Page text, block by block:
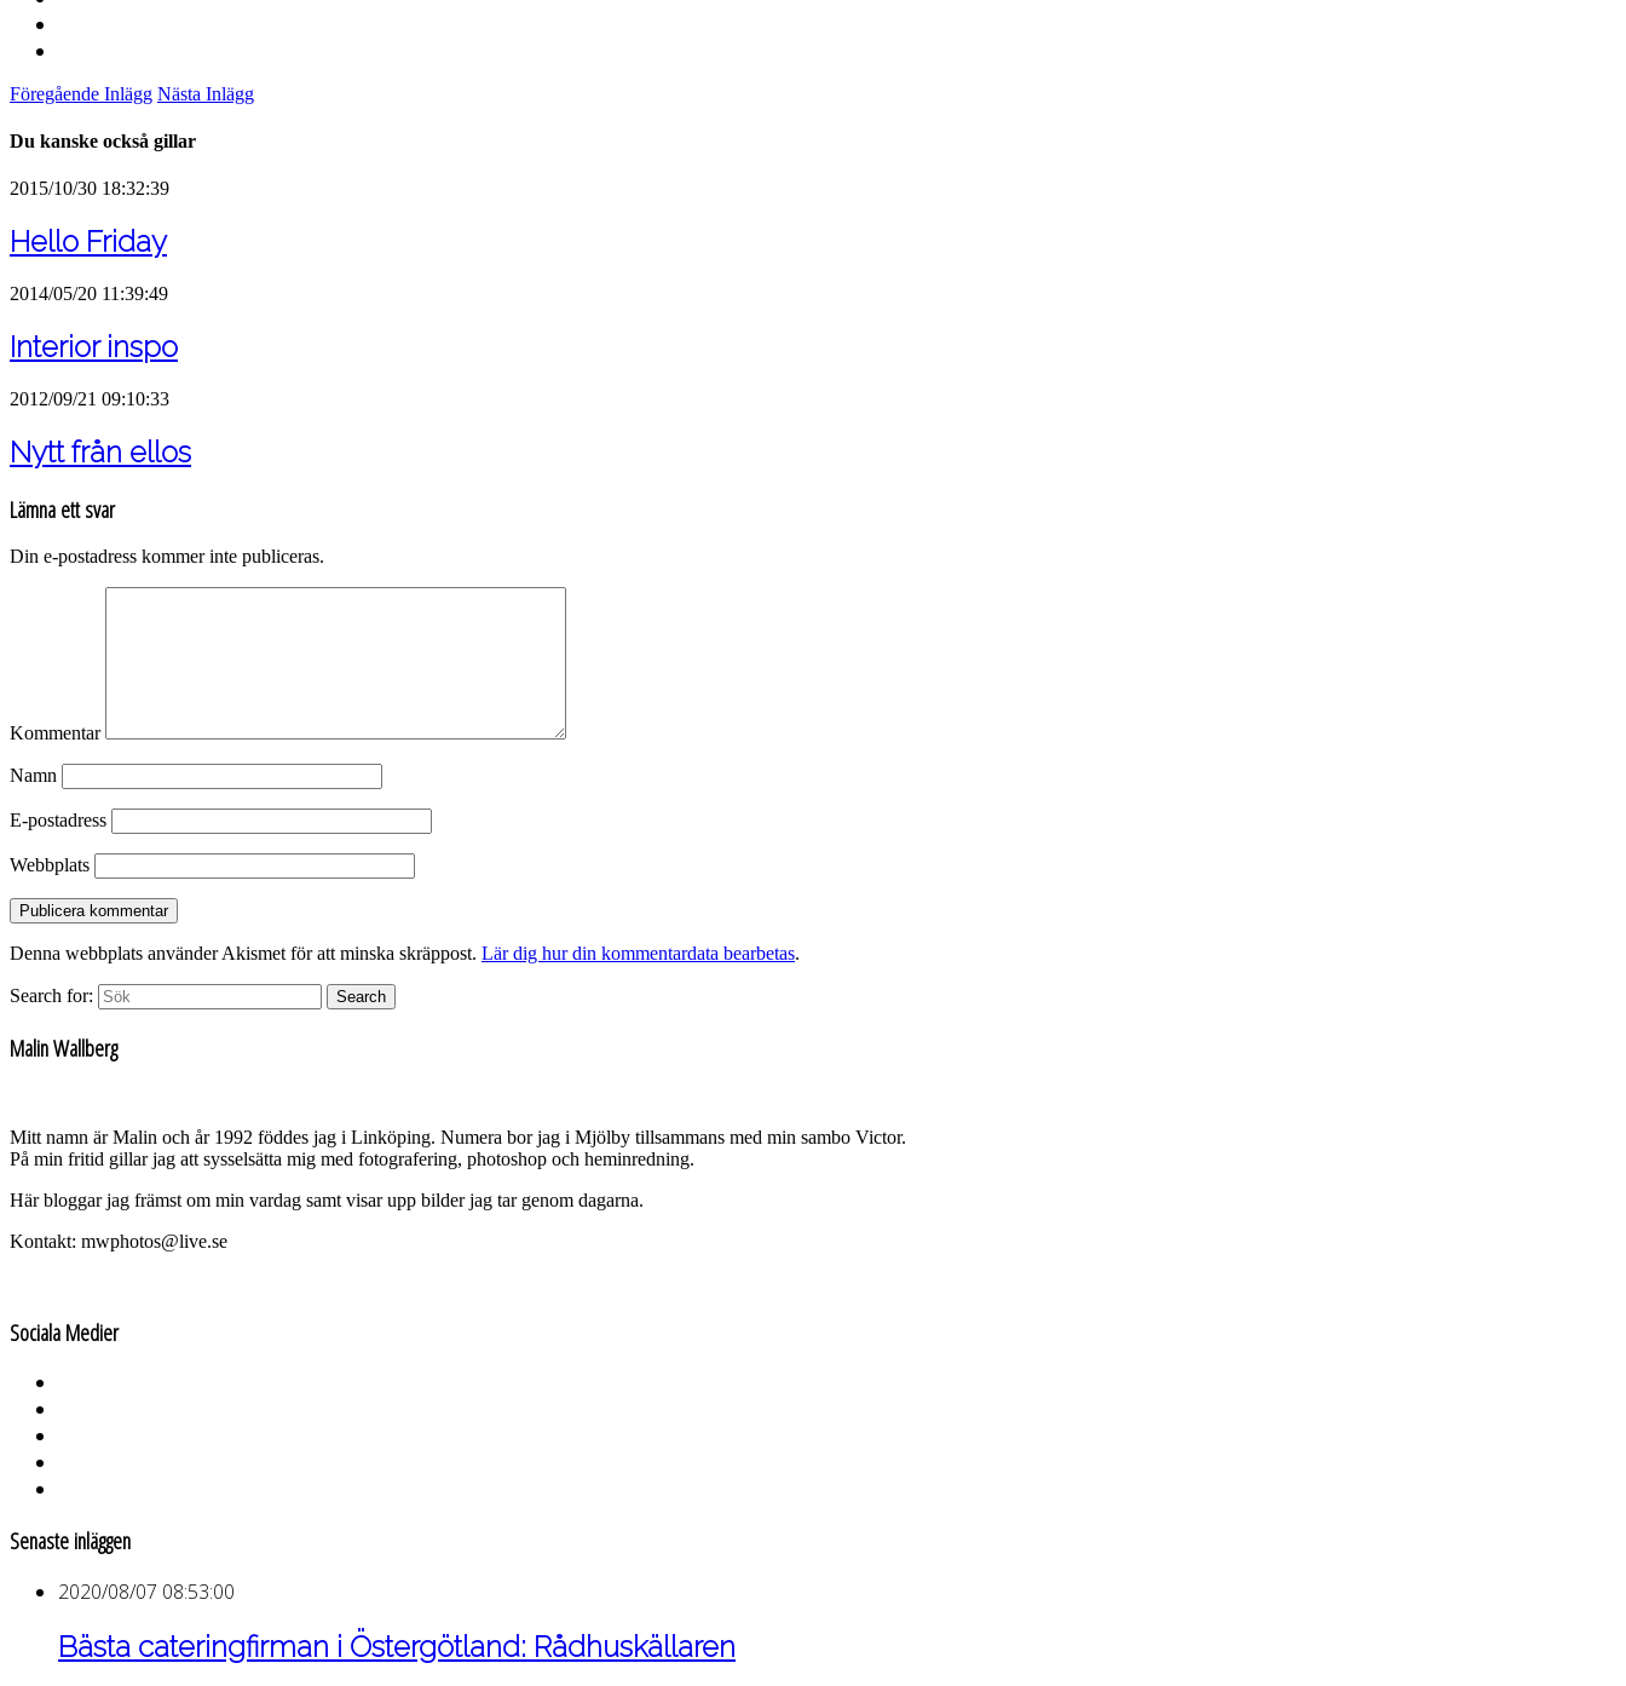
Föregående Inlägg Nästa Inlägg
Du kanske också gillar
2015/10/30 18:32:39
Hello Friday
2014/05/20 11:39:49
Interior inspo
2012/09/21 09:10:33
Nytt från ellos
Lämna ett svar
Din e-postadress kommer inte publiceras.
Kommentar
Namn
E-postadress
Webbplats
Denna webbplats använder Akismet för att minska skräppost. Lär dig hur din kommentardata bearbetas.
Search for: Search
Malin Wallberg
Mitt namn är Malin och år 1992 föddes jag i Linköping. Numera bor jag i Mjölby tillsammans med min sambo Victor.
På min fritid gillar jag att sysselsätta mig med fotografering, photoshop och heminredning.
Här bloggar jag främst om min vardag samt visar upp bilder jag tar genom dagarna.
Kontakt: mwphotos@live.se
Sociala Medier
Senaste inläggen
2020/08/07 08:53:00
Bästa cateringfirman i Östergötland: Rådhuskällaren